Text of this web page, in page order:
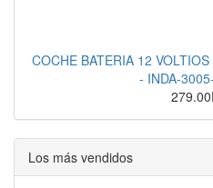
COCHE BATERIA 12
- INDA-
Los más vendidos